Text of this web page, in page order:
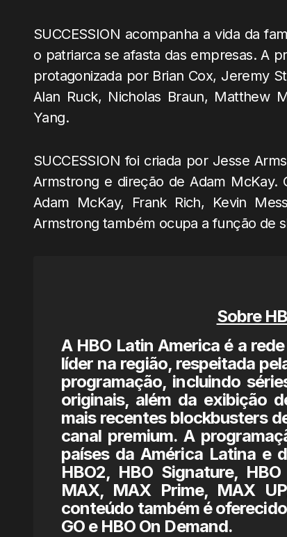
SUCCESSION acompanha a vida da
o patriarca se afasta das empresas. A
protagonizada por Brian Cox, Jeremy
Alan Ruck, Nicholas Braun, Matthew
Yang.
SUCCESSION foi criada por Jesse
Armstrong e direção de Adam McKay.
Adam McKay, Frank Rich, Kevin
Armstrong também ocupa a função de
Sobre
A HBO Latin America é a
líder na região, respeitada
programação, incluindo
originais, além da exibição
mais recentes blockbusters
canal premium. A
países da América Latina e
HBO2, HBO Signature,
MAX, MAX Prime, MAX
conteúdo também é
GO e HBO On Demand.